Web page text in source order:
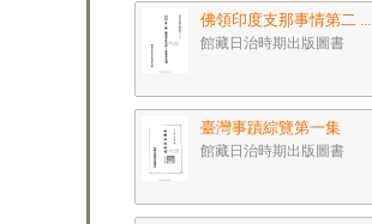
佛領印度支那事情第二 ...
館藏日治時期出版圖書
臺灣事蹟綜覽第一集
館藏日治時期出版圖書